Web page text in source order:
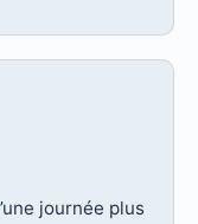
journée plus